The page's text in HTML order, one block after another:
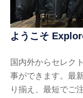
ようこそ
国内外からセレク
事ができます。最
り揃え、最短でご